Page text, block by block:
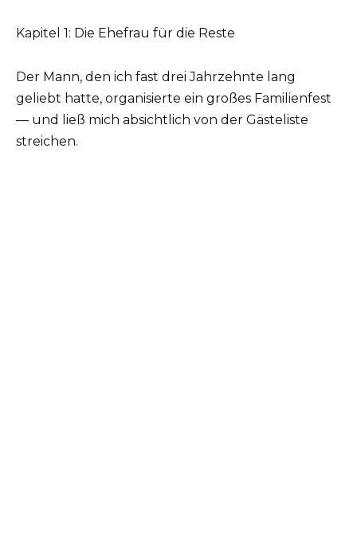
Kapitel 1: Die Ehefrau für die Reste
Der Mann, den ich fast drei Jahrzehnte lang
geliebt hatte, organisierte ein großes Familienfest
— und ließ mich absichtlich von der Gästeliste
streichen.